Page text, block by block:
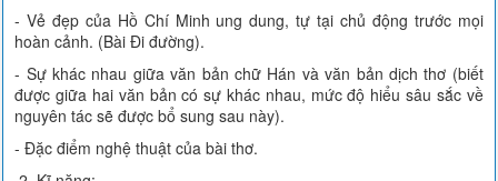
- Vẻ đẹp của Hồ Chí Minh ung dung, tự tại chủ động trước mọi
hoàn cảnh. (Bài Đi đường).
- Sự khác nhau giữa văn bản chữ Hán và văn bản dịch thơ (biết
được giữa hai văn bản có sự khác nhau, mức độ hiểu sâu sắc về
nguyên tác sẽ được bổ sung sau này).
- Đặc điểm nghệ thuật của bài thơ.